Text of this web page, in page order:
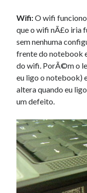
Wifi:O wifi
que o wifi nÃ£o iria
sem nenhuma
frente do notebook
do wifi. PorÃ©m o
eu ligo o notebook)
altera quando eu
um defeito.